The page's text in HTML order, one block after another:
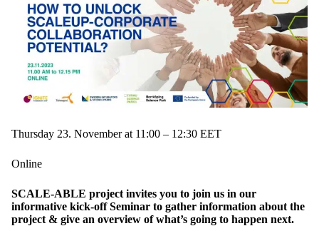
Thursday 23. November at 11:00 – 12:30 EET
Online
SCALE-ABLE project invites you to join us in our
informative kick-off Seminar to gather information about the
project & give an overview of what’s going to happen next.